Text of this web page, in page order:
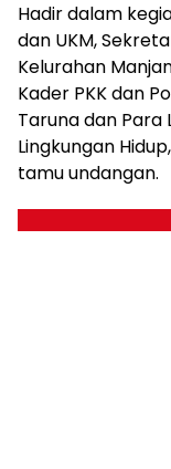
Hadir dalam
dan UKM,
Kelurahan
Kader PKK dan
Taruna dan Para
Lingkungan
tamu undangan.